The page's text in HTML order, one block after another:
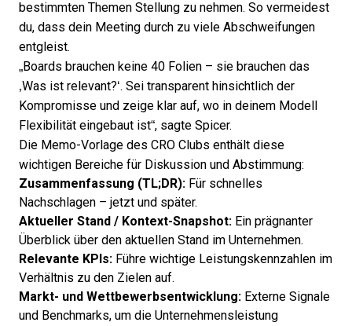
bestimmten Themen Stellung zu nehmen. So vermeidest
du, dass dein Meeting durch zu viele Abschweifungen
entgleist.
„Boards brauchen keine 40 Folien – sie brauchen das
‚Was ist relevant?‘. Sei transparent hinsichtlich der
Kompromisse und zeige klar auf, wo in deinem Modell
Flexibilität eingebaut ist“, sagte Spicer.
Die Memo-Vorlage des CRO Clubs enthält diese
wichtigen Bereiche für Diskussion und Abstimmung:
Zusammenfassung (TL;DR): Für schnelles
Nachschlagen – jetzt und später.
Aktueller Stand / Kontext-Snapshot: Ein prägnanter
Überblick über den aktuellen Stand im Unternehmen.
Relevante KPIs: Führe wichtige Leistungskennzahlen im
Verhältnis zu den Zielen auf.
Markt- und Wettbewerbsentwicklung: Externe Signale
und Benchmarks, um die Unternehmensleistung